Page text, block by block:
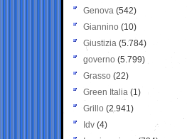
Genova (542)
Giannino (10)
Giustizia (5.784)
governo (5.799)
Grasso (22)
Green Italia (1)
Grillo (2.941)
Idv (4)